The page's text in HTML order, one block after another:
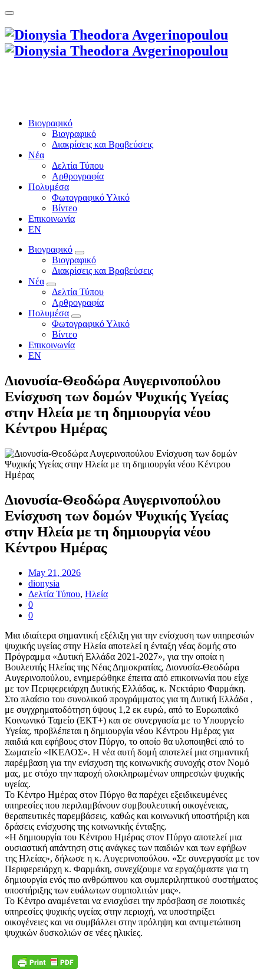
Βιογραφικό
Βιογραφικό
Διακρίσεις και Βραβεύσεις
Νέα
Δελτία Τύπου
Αρθρογραφία
Πολυμέσα
Φωτογραφικό Υλικό
Βίντεο
Επικοινωνία
EN
Βιογραφικό
Βιογραφικό
Διακρίσεις και Βραβεύσεις
Νέα
Δελτία Τύπου
Αρθρογραφία
Πολυμέσα
Φωτογραφικό Υλικό
Βίντεο
Επικοινωνία
EN
Διονυσία-Θεοδώρα Αυγερινοπούλου
Ενίσχυση των δομών Ψυχικής Υγείας
στην Ηλεία με τη δημιουργία νέου
Κέντρου Ημέρας
Διονυσία-Θεοδώρα Αυγερινοπούλου
Ενίσχυση των δομών Ψυχικής Υγείας
στην Ηλεία με τη δημιουργία νέου
Κέντρου Ημέρας
May 21, 2026
dionysia
Δελτία Τύπου, Ηλεία
0
0
Μια ιδιαίτερα σημαντική εξέλιξη για την ενίσχυση των υπηρεσιών
ψυχικής υγείας στην Ηλεία αποτελεί η ένταξη νέας δομής στο
Πρόγραμμα «Δυτική Ελλάδα 2021-2027», για την οποία η
Βουλευτής Ηλείας της Νέας Δημοκρατίας, Διονυσία-Θεοδώρα
Αυγερινοπούλου, ενημερώθηκε έπειτα από επικοινωνία που είχε
με τον Περιφερειάρχη Δυτικής Ελλάδας, κ. Νεκτάριο Φαρμάκη.
Στο πλαίσιο του συνολικού προγράμματος για τη Δυτική Ελλάδα ,
με συγχρηματοδότηση ύψους 1,2 εκ ευρώ, από το Ευρωπαϊκό
Κοινωνικό Ταμείο (ΕΚΤ+) και σε συνεργασία με το Υπουργείο
Υγείας, προβλέπεται η δημιουργία νέου Κέντρου Ημέρας για
παιδιά και εφήβους στον Πύργο, το οποίο θα υλοποιηθεί από το
Σωματείο «ΙΚΕΛΟΣ». Η νέα αυτή δομή αποτελεί μια σημαντική
παρέμβαση για την ενίσχυση της κοινωνικής συνοχής στον Νομό
μας, με στόχο την παροχή ολοκληρωμένων υπηρεσιών ψυχικής
υγείας.
Το Κέντρο Ημέρας στον Πύργο θα παρέχει εξειδικευμένες
υπηρεσίες που περιλαμβάνουν συμβουλευτική οικογένειας,
θεραπευτικές παρεμβάσεις, καθώς και κοινωνική υποστήριξη και
δράσεις ενίσχυσης της κοινωνικής ένταξης.
«Η δημιουργία του Κέντρου Ημέρας στον Πύργο αποτελεί μια
ουσιαστική απάντηση στις ανάγκες των παιδιών και των εφήβων
της Ηλείας», δήλωσε η κ. Αυγερινοπούλου. «Σε συνεργασία με τον
Περιφερειάρχη κ. Φαρμάκη, συνεχίζουμε να εργαζόμαστε για τη
δημιουργία ενός πιο ανθρώπινου και συμπεριληπτικού συστήματος
υποστήριξης των ευάλωτων συμπολιτών μας».
Το Κέντρο αναμένεται να ενισχύσει την πρόσβαση σε ποιοτικές
υπηρεσίες ψυχικής υγείας στην περιοχή, να υποστηρίξει
οικογένειες και να συμβάλλει στην πρόληψη και αντιμετώπιση
ψυχικών δυσκολιών σε νέες ηλικίες.